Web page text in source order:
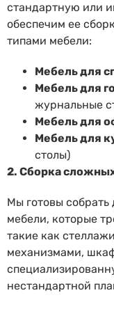
стандартную или
обеспечим ее
типами мебели:
Мебель для
Мебель для
журнальные
Мебель для
Мебель для
столы)
2. Сборка
Мы готовы
мебели, которые
такие как
механизмами,
нестандартной